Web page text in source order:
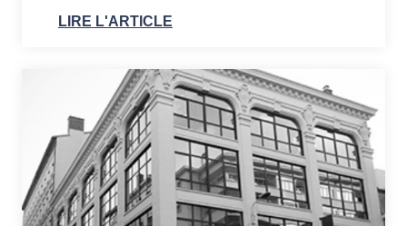
LIRE L'ARTICLE